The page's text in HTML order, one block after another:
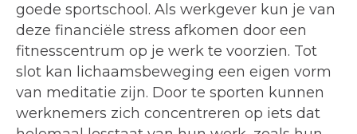
goede sportschool. Als werkgever kun je van
deze financiële stress afkomen door een
fitnesscentrum op je werk te voorzien. Tot
slot kan lichaamsbeweging een eigen vorm
van meditatie zijn. Door te sporten kunnen
werknemers zich concentreren op iets dat